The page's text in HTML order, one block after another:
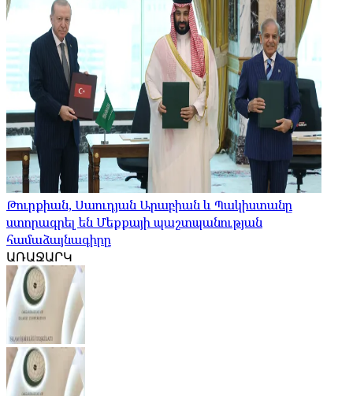
Թուրքիան, Սաուդյան Արաբիան և Պակիստանը
ստորագրել են Մեքքայի պաշտպանության
համաձայնագիրը
ԱՌԱՋԱՐԿ